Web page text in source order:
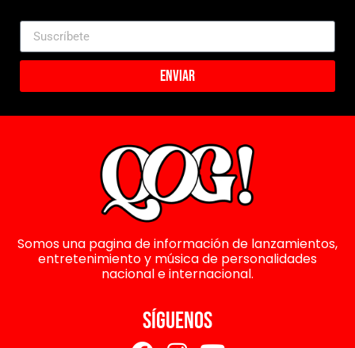
Enviar
Somos una pagina de información de lanzamientos,
entretenimiento y música de personalidades
nacional e internacional.
SÍGUENOS